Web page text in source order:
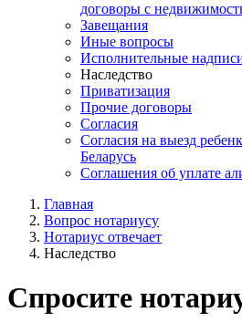
договоры с
Завещания
Иные вопросы
Исполнительные
Наследство
Приватизация
Прочие договоры
Согласия
Согласия на выезд
Беларусь
Соглашения об уплате
Главная
Вопрос нотариусу
Нотариус отвечает
Наследство
Спросите